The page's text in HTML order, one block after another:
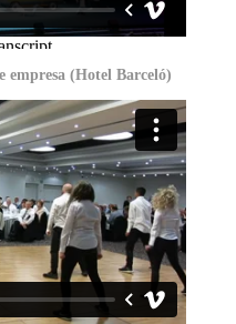
empresa (Hotel Barceló)